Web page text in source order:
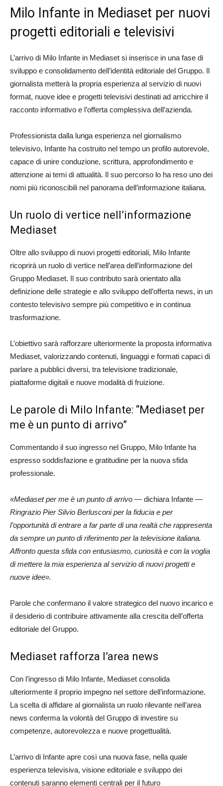
Milo Infante in Mediaset per nuovi
progetti editoriali e televisivi
L’arrivo di Milo Infante in Mediaset si inserisce in una fase di
sviluppo e consolidamento dell’identità editoriale del Gruppo. Il
giornalista metterà la propria esperienza al servizio di nuovi
format, nuove idee e progetti televisivi destinati ad arricchire il
racconto informativo e l’offerta complessiva dell’azienda.
Professionista dalla lunga esperienza nel giornalismo
televisivo, Infante ha costruito nel tempo un profilo autorevole,
capace di unire conduzione, scrittura, approfondimento e
attenzione ai temi di attualità. Il suo percorso lo ha reso uno dei
nomi più riconoscibili nel panorama dell’informazione italiana.
Un ruolo di vertice nell’informazione
Mediaset
Oltre allo sviluppo di nuovi progetti editoriali, Milo Infante
ricoprirà un ruolo di vertice nell’area dell’informazione del
Gruppo Mediaset. Il suo contributo sarà orientato alla
definizione delle strategie e allo sviluppo dell’offerta news, in un
contesto televisivo sempre più competitivo e in continua
trasformazione.
L’obiettivo sarà rafforzare ulteriormente la proposta informativa
Mediaset, valorizzando contenuti, linguaggi e formati capaci di
parlare a pubblici diversi, tra televisione tradizionale,
piattaforme digitali e nuove modalità di fruizione.
Le parole di Milo Infante: “Mediaset per
me è un punto di arrivo”
Commentando il suo ingresso nel Gruppo, Milo Infante ha
espresso soddisfazione e gratitudine per la nuova sfida
professionale.
«Mediaset per me è un punto di arrivo — dichiara Infante —
Ringrazio Pier Silvio Berlusconi per la fiducia e per
l’opportunità di entrare a far parte di una realtà che rappresenta
da sempre un punto di riferimento per la televisione italiana.
Affronto questa sfida con entusiasmo, curiosità e con la voglia
di mettere la mia esperienza al servizio di nuovi progetti e
nuove idee».
Parole che confermano il valore strategico del nuovo incarico e
il desiderio di contribuire attivamente alla crescita dell’offerta
editoriale del Gruppo.
Mediaset rafforza l’area news
Con l’ingresso di Milo Infante, Mediaset consolida
ulteriormente il proprio impegno nel settore dell’informazione.
La scelta di affidare al giornalista un ruolo rilevante nell’area
news conferma la volontà del Gruppo di investire su
competenze, autorevolezza e nuove progettualità.
L’arrivo di Infante apre così una nuova fase, nella quale
esperienza televisiva, visione editoriale e sviluppo dei
contenuti saranno elementi centrali per il futuro